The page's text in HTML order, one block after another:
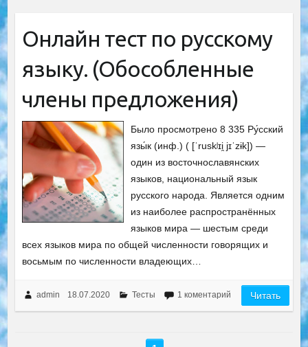
Онлайн тест по русскому
языку. (Обособленные
члены предложения)
Было просмотрено 8 335 Ру́сский
язы́к (инф.) ( [ˈruskʲɪi̯ jɪˈzɨk]) —
один из восточнославянских
языков, национальный язык
русского народа. Является одним
из наиболее распространённых
языков мира — шестым среди
всех языков мира по общей численности говорящих и
восьмым по численности владеющих…
admin 18.07.2020 Тесты 1 коментарий Читать